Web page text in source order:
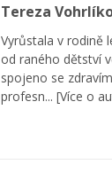
Tereza
Vyrůstala v rodině
od raného dětství
spojeno se
profesn... [Více o